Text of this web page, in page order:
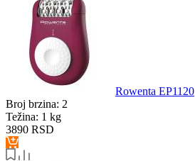
Rowenta EP1120
Broj brzina: 2
Težina: 1 kg
3890 RSD